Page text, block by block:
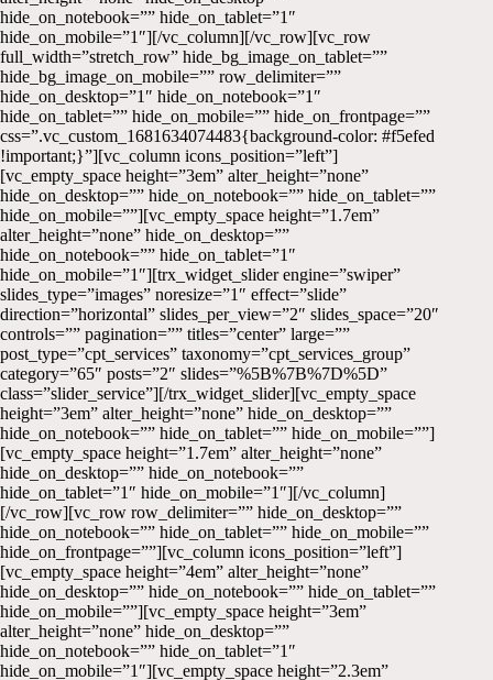
hide_on_notebook=”” hide_on_tablet=”1″
hide_on_mobile=”1″][/vc_column][/vc_row][vc_row
full_width=”stretch_row” hide_bg_image_on_tablet=””
hide_bg_image_on_mobile=”” row_delimiter=””
hide_on_desktop=”1″ hide_on_notebook=”1″
hide_on_tablet=”” hide_on_mobile=”” hide_on_frontpage=””
css=”.vc_custom_1681634074483{background-color: #f5efed
!important;}”][vc_column icons_position=”left”]
[vc_empty_space height=”3em” alter_height=”none”
hide_on_desktop=”” hide_on_notebook=”” hide_on_tablet=””
hide_on_mobile=””][vc_empty_space height=”1.7em”
alter_height=”none” hide_on_desktop=””
hide_on_notebook=”” hide_on_tablet=”1″
hide_on_mobile=”1″][trx_widget_slider engine=”swiper”
slides_type=”images” noresize=”1″ effect=”slide”
direction=”horizontal” slides_per_view=”2″ slides_space=”20″
controls=”” pagination=”” titles=”center” large=””
post_type=”cpt_services” taxonomy=”cpt_services_group”
category=”65″ posts=”2″ slides=”%5B%7B%7D%5D”
class=”slider_service”][/trx_widget_slider][vc_empty_space
height=”3em” alter_height=”none” hide_on_desktop=””
hide_on_notebook=”” hide_on_tablet=”” hide_on_mobile=””]
[vc_empty_space height=”1.7em” alter_height=”none”
hide_on_desktop=”” hide_on_notebook=””
hide_on_tablet=”1″ hide_on_mobile=”1″][/vc_column]
[/vc_row][vc_row row_delimiter=”” hide_on_desktop=””
hide_on_notebook=”” hide_on_tablet=”” hide_on_mobile=””
hide_on_frontpage=””][vc_column icons_position=”left”]
[vc_empty_space height=”4em” alter_height=”none”
hide_on_desktop=”” hide_on_notebook=”” hide_on_tablet=””
hide_on_mobile=””][vc_empty_space height=”3em”
alter_height=”none” hide_on_desktop=””
hide_on_notebook=”” hide_on_tablet=”1″
hide_on_mobile=”1″][vc_empty_space height=”2.3em”